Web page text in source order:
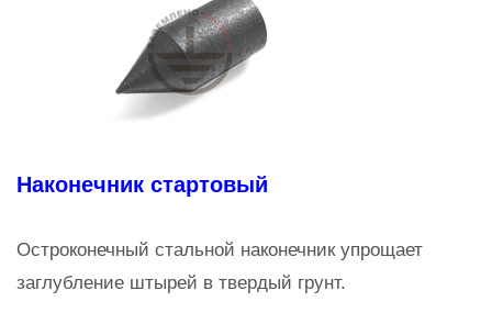
Наконечник стартовый
Остроконечный стальной наконечник упрощает
заглубление штырей в твердый грунт.